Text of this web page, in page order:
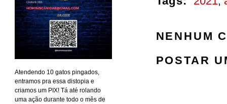
NENHUM
POSTAR
Atendendo 10 gatos pingados,
entramos pra essa distopia e
criamos um PIX! Tá até rolando
uma ação durante todo o mês de